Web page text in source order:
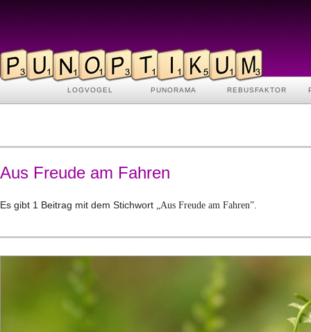
LOGVOGEL PUNORAMA REBUSFAKTOR
Aus Freude am Fahren
Es gibt 1 Beitrag mit dem Stichwort „Aus Freude am Fahren”